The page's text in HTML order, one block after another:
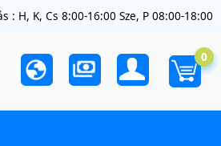
: H, K, Cs 8:00-16:00 Sze, P 08:00-18:00
0